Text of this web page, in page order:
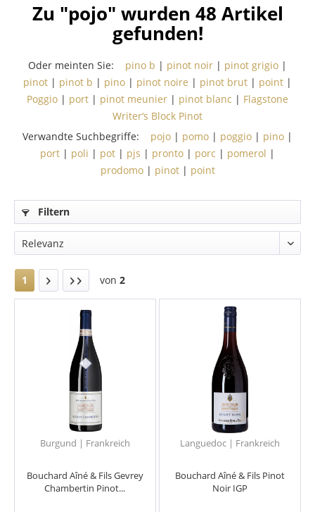
Zu "pojo" wurden 48 Artikel
gefunden!
Oder meinten Sie: pino b | pinot noir | pinot grigio |
pinot | pinot b | pino | pinot noire | pinot brut | point |
Poggio | port | pinot meunier | pinot blanc | Flagstone
Writer‘s Block Pinot
Verwandte Suchbegriffe:
pojo | pomo | poggio | pino |
port | poli | pot | pjs | pronto | porc | pomerol |
prodomo| pinot| point
Filtern
1 von 2
Burgund | Frankreich
Bouchard Aîné & Fils Gevrey
Chambertin Pinot...
Languedoc | Frankreich
Bouchard Aîné & Fils Pinot
Noir IGP